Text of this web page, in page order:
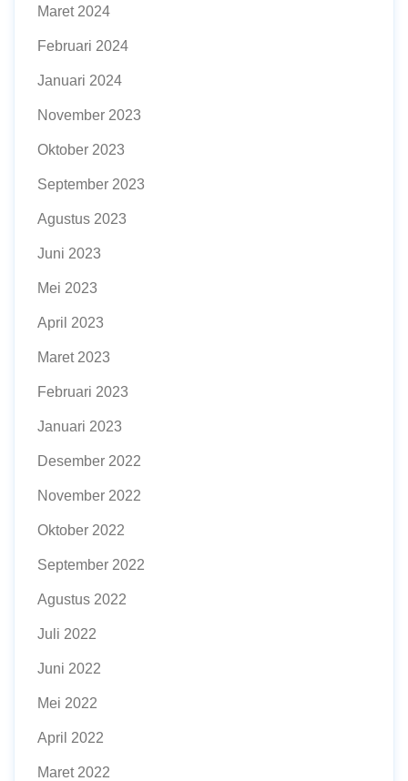
Maret 2024
Februari 2024
Januari 2024
November 2023
Oktober 2023
September 2023
Agustus 2023
Juni 2023
Mei 2023
April 2023
Maret 2023
Februari 2023
Januari 2023
Desember 2022
November 2022
Oktober 2022
September 2022
Agustus 2022
Juli 2022
Juni 2022
Mei 2022
April 2022
Maret 2022